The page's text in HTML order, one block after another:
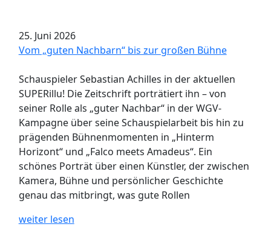
25. Juni 2026
Vom „guten Nachbarn“ bis zur großen Bühne
Schauspieler Sebastian Achilles in der aktuellen
SUPERillu! Die Zeitschrift porträtiert ihn – von
seiner Rolle als „guter Nachbar“ in der WGV-
Kampagne über seine Schauspielarbeit bis hin zu
prägenden Bühnenmomenten in „Hinterm
Horizont“ und „Falco meets Amadeus“. Ein
schönes Porträt über einen Künstler, der zwischen
Kamera, Bühne und persönlicher Geschichte
genau das mitbringt, was gute Rollen
weiter lesen